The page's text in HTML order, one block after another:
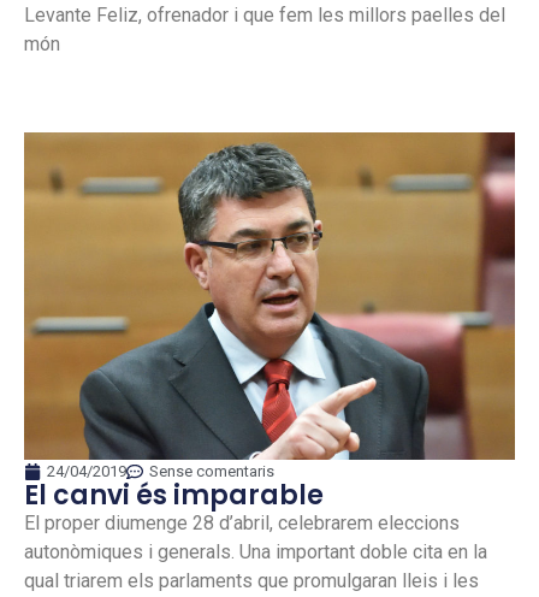
Levante Feliz, ofrenador i que fem les millors paelles del
món
24/04/2019 Sense comentaris
El canvi és imparable
El proper diumenge 28 d’abril, celebrarem eleccions
autonòmiques i generals. Una important doble cita en la
qual triarem els parlaments que promulgaran lleis i les